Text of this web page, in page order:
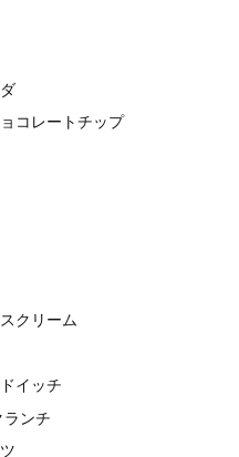
コレートチップ
クリーム
イッチ
ランチ